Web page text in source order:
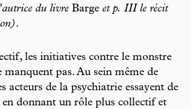
du livre Barge et p. III le récit
.
les initiatives contre le monstre
manquent pas. Au sein même de
acteurs de la psychiatrie essayent de
donnant un rôle plus collectif et